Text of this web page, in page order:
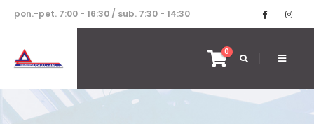
pon.-pet. 7:00 - 16:30 / sub. 7:30 - 14:30
0